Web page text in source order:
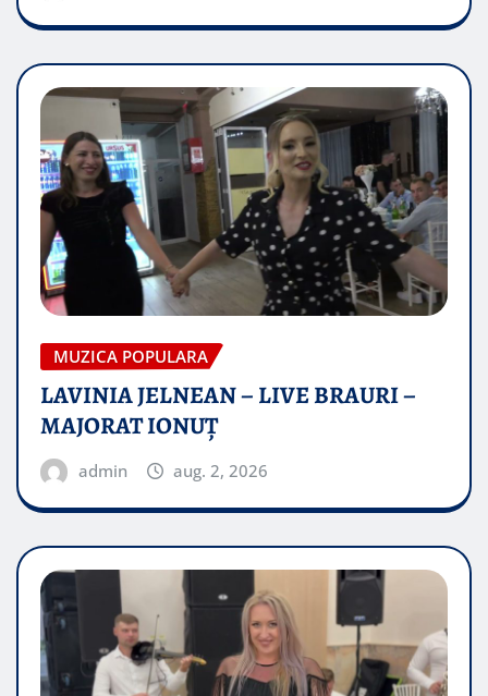
MUZICA POPULARA
LAVINIA JELNEAN – LIVE BRAURI –
MAJORAT IONUŢ
admin aug. 2, 2026